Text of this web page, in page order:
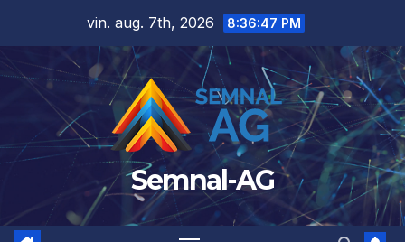
content
vin. aug. 7th, 2026 8:36:48 PM
Semnal-AG